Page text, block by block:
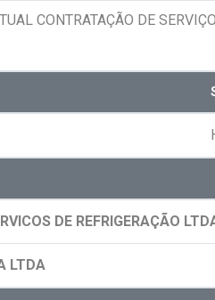
CONTRATAÇÃO DE
DE REFRIGERAÇÃO
LTDA